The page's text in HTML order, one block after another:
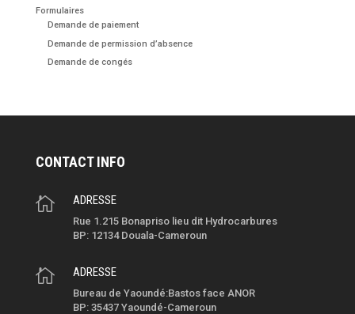
Formulaires
Demande de paiement
Demande de permission d’absence
Demande de congés
CONTACT INFO
 ADRESSE
Rue 1.215 Bonapriso lieu dit Hydrocarbures
BP: 12134 Douala-Cameroun
 ADRESSE
Bureau de Yaoundé:Bastos face ANOR
BP: 35437 Yaoundé-Cameroun